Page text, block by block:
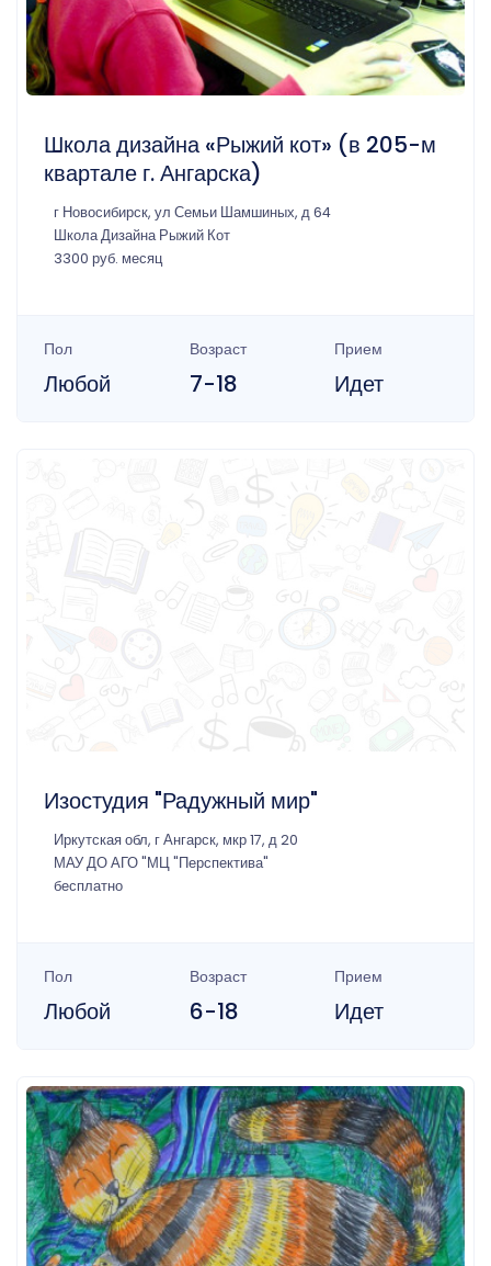
Школа дизайна «Рыжий кот» (в 205-м
квартале г. Ангарска)
г Новосибирск, ул Семьи Шамшиных, д 64
Школа Дизайна Рыжий Кот
3300 руб. месяц
Пол
Любой
Возраст
7-18
Прием
Идет
Изостудия "Радужный мир"
Иркутская обл, г Ангарск, мкр 17, д 20
МАУ ДО АГО "МЦ "Перспектива"
бесплатно
Пол
Любой
Возраст
6-18
Прием
Идет